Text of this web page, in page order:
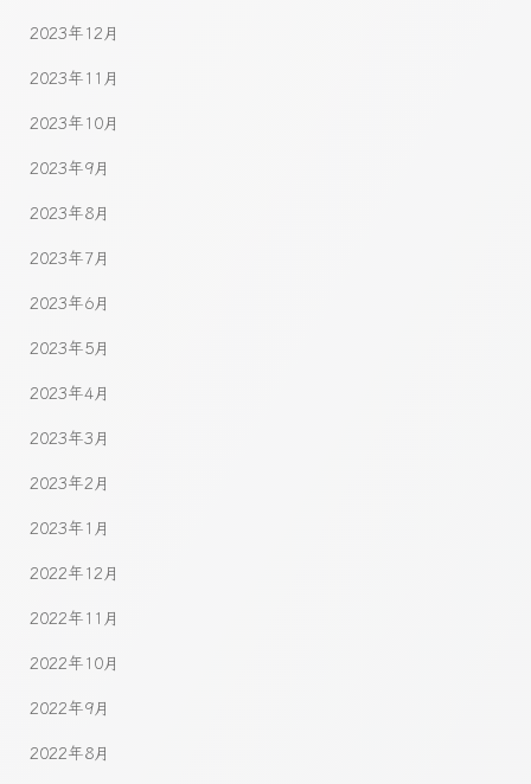
2023年12月
2023年11月
2023年10月
2023年9月
2023年8月
2023年7月
2023年6月
2023年5月
2023年4月
2023年3月
2023年2月
2023年1月
2022年12月
2022年11月
2022年10月
2022年9月
2022年8月